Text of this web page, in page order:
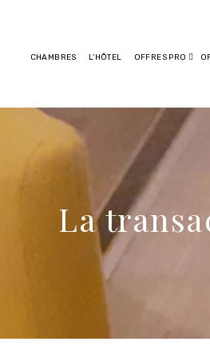
CHAMBRES L’HÔTEL OFFRES PRO
La